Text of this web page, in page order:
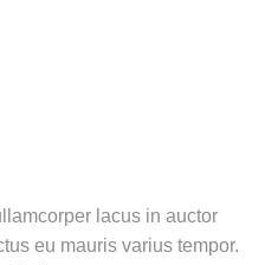
lacus in auctor
eu mauris varius tempor.